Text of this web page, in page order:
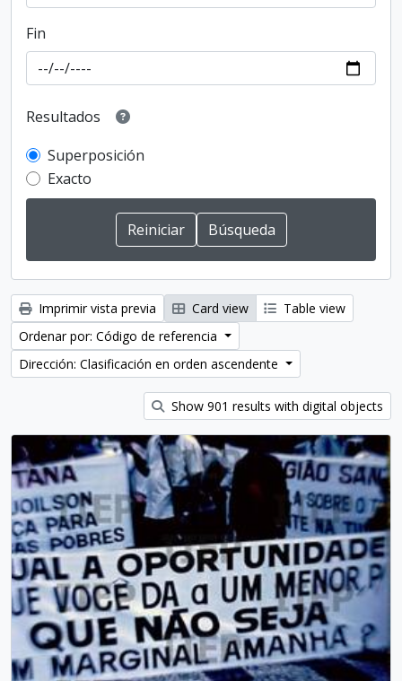
Fin
Resultados
Superposición
Exacto
Imprimir vista previa Card view
Table view
Ordenar por: Código de referencia
Dirección: Clasificación en orden ascendente
Show 901 results with digital objects